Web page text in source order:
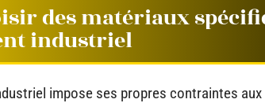
des matériaux
industriel
impose ses propres contraintes